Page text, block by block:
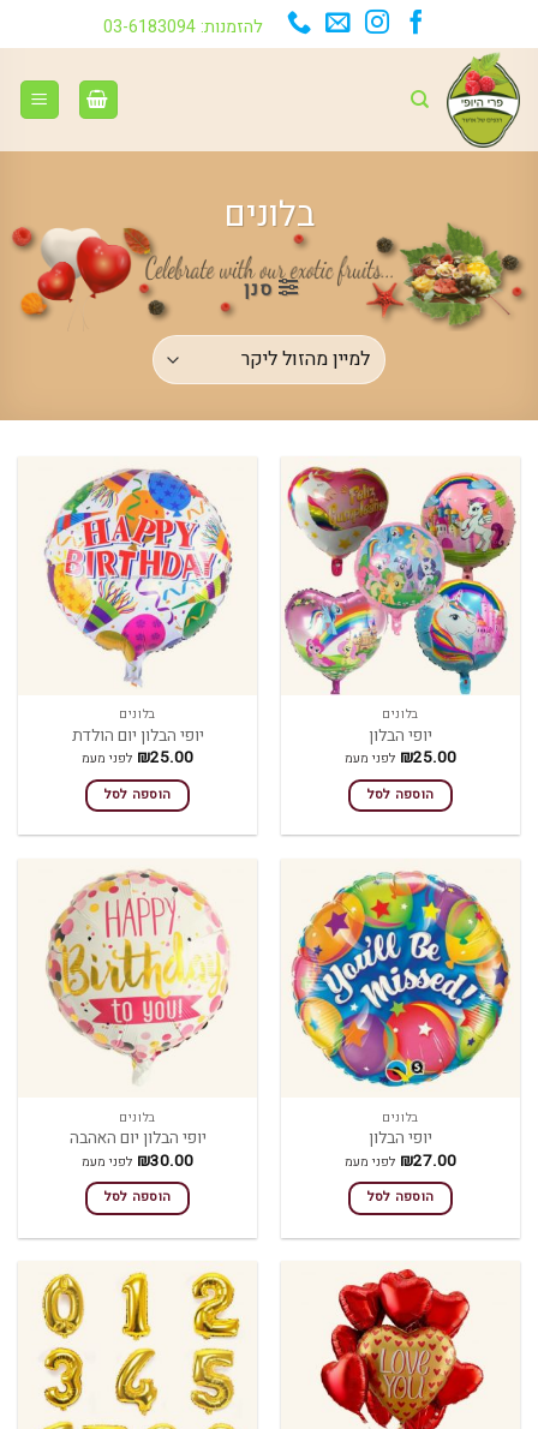
to
content
להזמנות: 03-6183094
בלונים
סנן
בלונים
יופי הבלון
₪25.00
לפני מעמ
הוספה לסל
בלונים
יופי הבלון יום הולדת
₪25.00
לפני מעמ
הוספה לסל
בלונים
יופי הבלון
₪27.00
לפני מעמ
הוספה לסל
בלונים
יופי הבלון יום האהבה
₪30.00
לפני מעמ
הוספה לסל